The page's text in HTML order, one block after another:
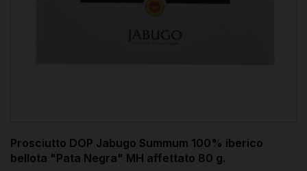
Prosciutto DOP Jabugo Summum 100% iberico
bellota "Pata Negra" MH affettato 80 g.